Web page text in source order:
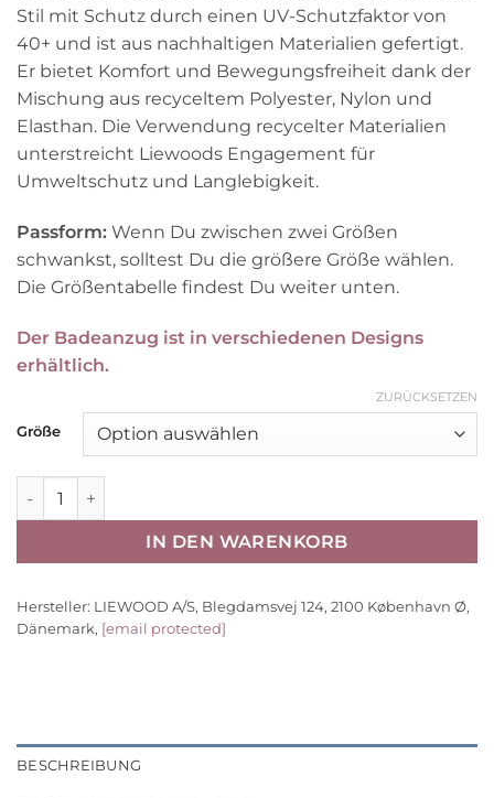
Stil mit Schutz durch einen UV-Schutzfaktor von
40+ und ist aus nachhaltigen Materialien gefertigt.
Er bietet Komfort und Bewegungsfreiheit dank der
Mischung aus recyceltem Polyester, Nylon und
Elasthan. Die Verwendung recycelter Materialien
unterstreicht Liewoods Engagement für
Umweltschutz und Langlebigkeit.
Passform: Wenn Du zwischen zwei Größen
schwankst, solltest Du die größere Größe wählen.
Die Größentabelle findest Du weiter unten.
Der Badeanzug ist in verschiedenen Designs
erhältlich.
Größe
ZURÜCKSETZEN
Liewood Kinder-Badeanzug Amara „Apple red“, UV 40+,
IN DEN WARENKORB
Hersteller: LIEWOOD A/S, Blegdamsvej 124, 2100 København Ø,
Dänemark, [email protected]
BESCHREIBUNG